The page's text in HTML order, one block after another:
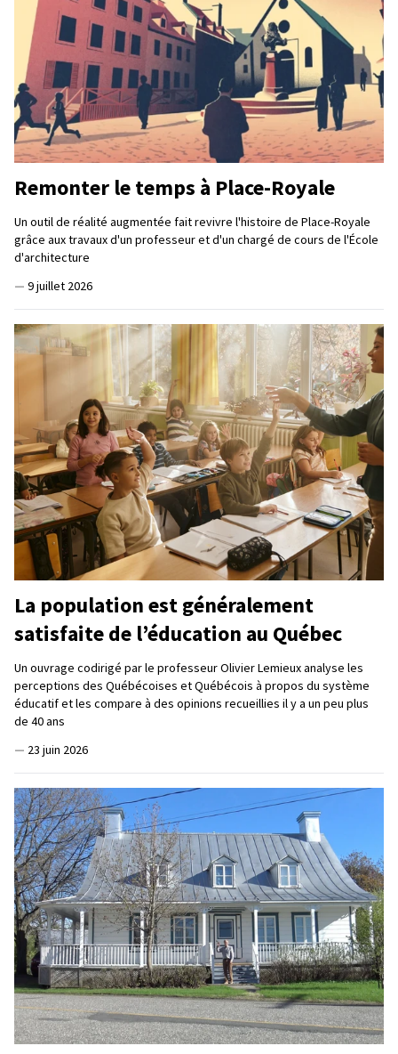
Remonter le temps à Place-Royale
Un outil de réalité augmentée fait revivre l'histoire de Place-Royale
grâce aux travaux d'un professeur et d'un chargé de cours de l'École
d'architecture
— 9 juillet 2026
La population est généralement
satisfaite de l’éducation au Québec
Un ouvrage codirigé par le professeur Olivier Lemieux analyse les
perceptions des Québécoises et Québécois à propos du système
éducatif et les compare à des opinions recueillies il y a un peu plus
de 40 ans
— 23 juin 2026